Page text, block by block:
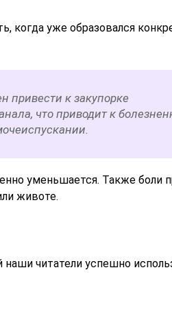
когда уже образовался
привести к закупорке
что приводит к
уменьшается. Также боли
животе.
наши читатели успешно